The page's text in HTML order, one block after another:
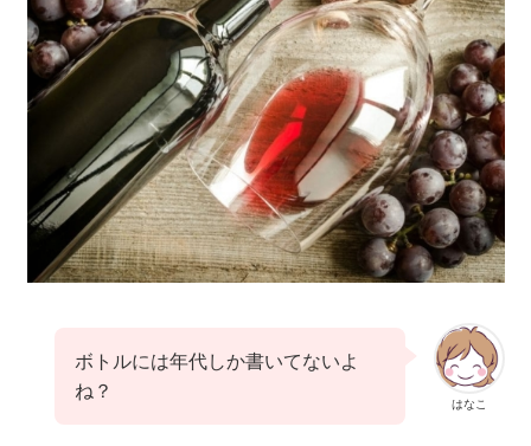
はなこ
ボトルには年代しか書いてないよ
ね？